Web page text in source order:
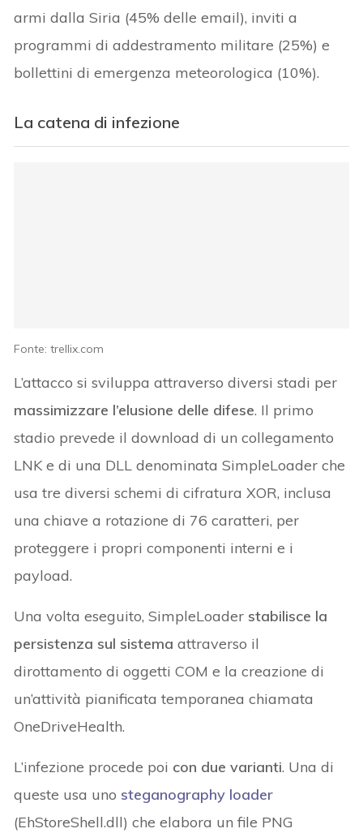
armi dalla Siria (45% delle email), inviti a
programmi di addestramento militare (25%) e
bollettini di emergenza meteorologica (10%).
La catena di infezione
Fonte: trellix.com
L’attacco si sviluppa attraverso diversi stadi per
massimizzare l’elusione delle difese. Il primo
stadio prevede il download di un collegamento
LNK e di una DLL denominata SimpleLoader che
usa tre diversi schemi di cifratura XOR, inclusa
una chiave a rotazione di 76 caratteri, per
proteggere i propri componenti interni e i
payload.
Una volta eseguito, SimpleLoader stabilisce la
persistenza sul sistema attraverso il
dirottamento di oggetti COM e la creazione di
un’attività pianificata temporanea chiamata
OneDriveHealth.
L’infezione procede poi con due varianti. Una di
queste usa uno steganography loader
(EhStoreShell.dll) che elabora un file PNG